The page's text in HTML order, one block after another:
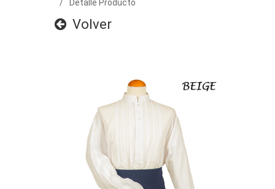
Detalle Producto
Volver